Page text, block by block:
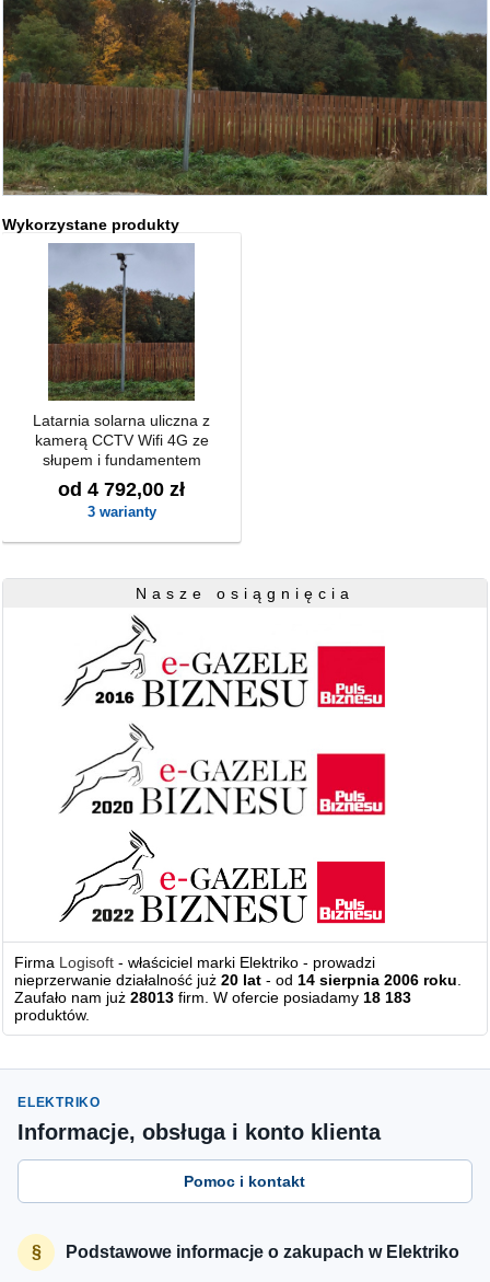
Wykorzystane produkty
Latarnia solarna uliczna z
kamerą CCTV Wifi 4G ze
słupem i fundamentem
od 4 792,00 zł
3 warianty
Nasze osiągnięcia
Firma Logisoft - właściciel marki Elektriko - prowadzi
nieprzerwanie działalność już20 lat - od 14 sierpnia 2006 roku
Zaufało nam już28013 firm. W ofercie posiadamy 18 183
produktów.
ELEKTRIKO
Informacje, obsługa i konto klienta
Pomoc i kontakt
Podstawowe informacje o zakupach w Elektriko